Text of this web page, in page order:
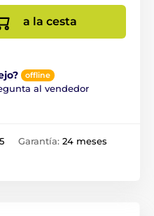
a la cesta
offline
al vendedor
Garantía: 24 meses